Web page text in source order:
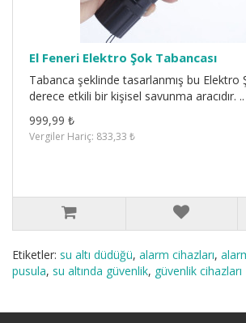
El Feneri Elektro Şok Tabancası
Tabanca şeklinde tasarlanmış bu Elektro
derece etkili bir kişisel savunma aracıdır. ..
999,99 ₺
Vergiler Hariç: 833,33 ₺
Etiketler: su altı düdüğü, alarm cihazları,
pusula, su altında güvenlik, güvenlik cihazları